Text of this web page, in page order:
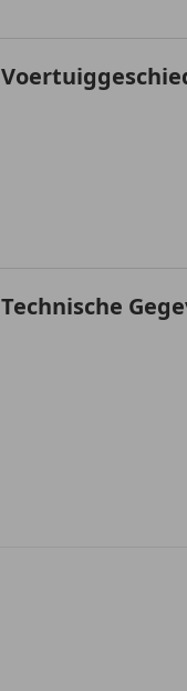
Technische